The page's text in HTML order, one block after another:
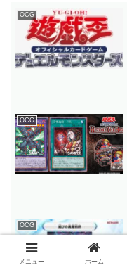
OCG
OCG
OCG
メニュー ホーム